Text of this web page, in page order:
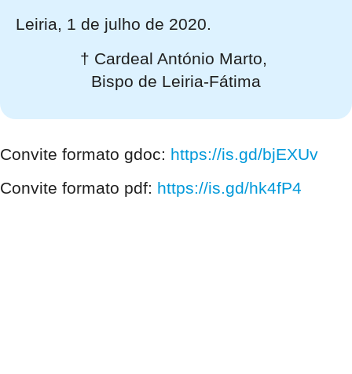
Leiria, 1 de julho de 2020.
† Cardeal António Marto,
Bispo de Leiria-Fátima
Convite formato gdoc: https://is.gd/bjEXUv
Convite formato pdf: https://is.gd/hk4fP4